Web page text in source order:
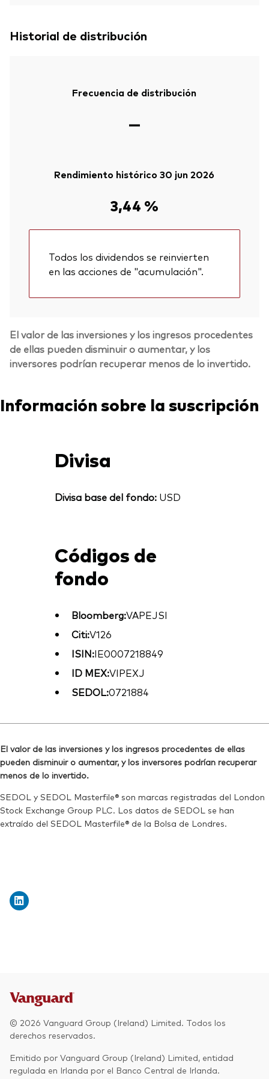
Historial de distribución
Frecuencia de distribución
—
Rendimiento histórico 30 jun 2026
3,44 %
Todos los dividendos se reinvierten
en las acciones de "acumulación".
El valor de las inversiones y los ingresos procedentes
de ellas pueden disminuir o aumentar, y los
inversores podrían recuperar menos de lo invertido.
Información sobre la suscripción
Divisa
Divisa base del fondo:USD
Códigos de
fondo
Bloomberg:VAPEJSI
Citi:V126
ISIN:IE0007218849
ID MEX:VIPEXJ
SEDOL:0721884
El valor de las inversiones y los ingresos procedentes de ellas
pueden disminuir o aumentar, y los inversores podrían recuperar
menos de lo invertido.
SEDOL y SEDOL Masterfile® son marcas registradas del London
Stock Exchange Group PLC. Los datos de SEDOL se han
extraído del SEDOL Masterfile® de la Bolsa de Londres.
© 2026 Vanguard Group (Ireland) Limited. Todos los
derechos reservados.
Emitido por Vanguard Group (Ireland) Limited, entidad
regulada en Irlanda por el Banco Central de Irlanda.